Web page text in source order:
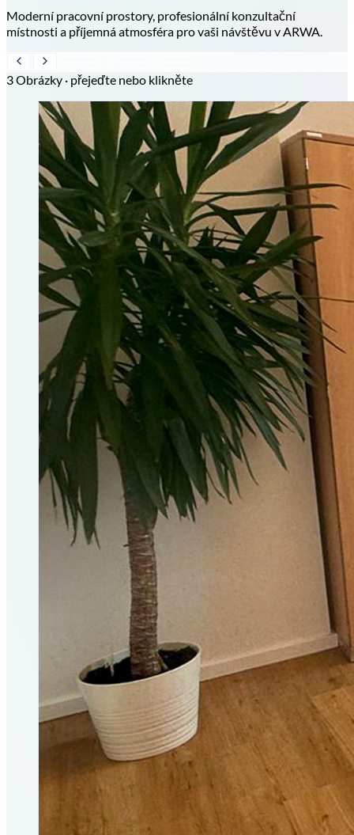
Moderní pracovní prostory, profesionální konzultační
místnosti a příjemná atmosféra pro vaši návštěvu v ARWA.
3 Obrázky · přejeďte nebo klikněte